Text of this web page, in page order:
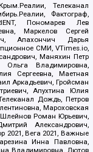
Телеканал
Фактограф,
Пономарев Лев
Маркелов Сергей
Апахончич Дарья
СМИ, VTimes.io,
Маняхин Петр
Владимировна,
Сергеевна, Маетная
Аркадьевич, Гройсман
Апухтина Юлия
Дождь, Петров
Мароховская
Роман Юрьевич,
Александрович,
2021, Вега 2021, Важные
Инна Павловна,
Владимировна, Лютов